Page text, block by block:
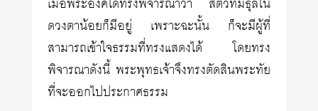
ดวงตาน้อยก็มีอยู่ เพราะฉะนั้น ก็จะมีผู้ที่
สามารถเข้าใจธรรมที่ทรงแสดงได้ โดยทรง
พิจารณาดังนี้ พระพุทธเจ้าจึงทรงตัดสินพระทัย
ที่จะออกไปประกาศธรรม